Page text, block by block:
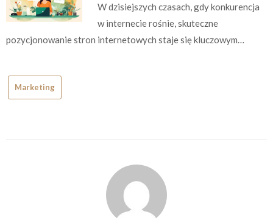
W dzisiejszych czasach, gdy konkurencja
w internecie rośnie, skuteczne
pozycjonowanie stron internetowych staje się kluczowym…
Marketing